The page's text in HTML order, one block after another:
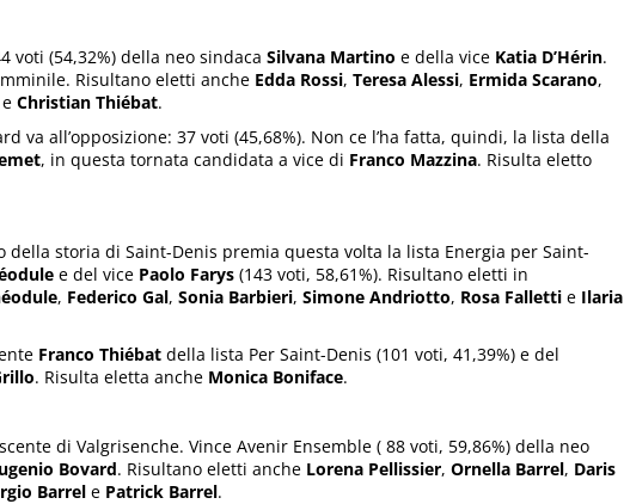
voti (54,32%) della neo sindaca Silvana Martino e della vice Katia D’Hérin.
Risultano eletti anche Edda Rossi, Teresa Alessi, Ermida Scarano,
e Christian Thiébat.
va all’opposizione: 37 voti (45,68%). Non ce l’ha fatta, quindi, la lista della
, in questa tornata candidata a vice di Franco Mazzina. Risulta eletto
storia di Saint-Denis premia questa volta la lista Energia per Saint-
e del vice Paolo Farys (143 voti, 58,61%). Risultano eletti in
, Federico Gal, Sonia Barbieri, Simone Andriotto, Rosa Falletti e Ilaria
Franco Thiébat della lista Per Saint-Denis (101 voti, 41,39%) e del
. Risulta eletta anche Monica Boniface.
di Valgrisenche. Vince Avenir Ensemble ( 88 voti, 59,86%) della neo
Bovard. Risultano eletti anche Lorena Pellissier, Ornella Barrel, Daris
Barrel e Patrick Barrel.